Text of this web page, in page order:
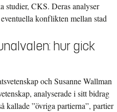
studier, CKS. Deras analyser
konflikten mellan stad
hur gick
och Susanne Wallman
analyserade i sitt bidrag
kallade ”övriga partierna”, partier